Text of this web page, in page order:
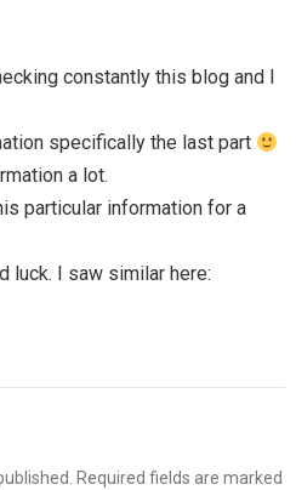
constantly this blog and I
specifically the last part
a lot.
particular information for a
luck. I saw similar here:
Required fields are marked